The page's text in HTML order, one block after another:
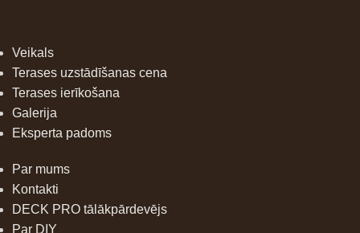
Veikals
Terases uzstādīšanas cena
Terases ierīkošana
Galerija
Eksperta padoms
Par mums
Kontakti
DECK PRO tālākpārdevējs
Par DIY